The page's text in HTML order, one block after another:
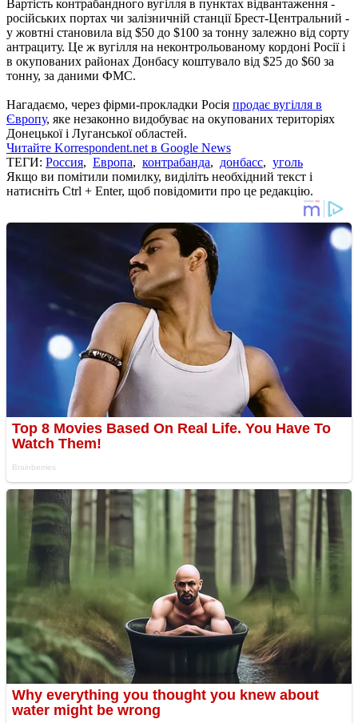
Вартість контрабандного вугілля в пунктах відвантаження -
російських портах чи залізничній станції Брест-Центральний -
у жовтні становила від $50 до $100 за тонну залежно від сорту
антрациту. Це ж вугілля на неконтрольованому кордоні Росії і
в окупованих районах Донбасу коштувало від $25 до $60 за
тонну, за даними ФМС.
Нагадаємо, через фірми-прокладки Росія продає вугілля в
Європу, яке незаконно видобуває на окупованих територіях
Донецької і Луганської областей.
Читайте Korrespondent.net в Google News
ТЕГИ: Россия, Европа, контрабанда, донбасс, уголь
Якщо ви помітили помилку, виділіть необхідний текст і
натисніть Ctrl + Enter, щоб повідомити про це редакцію.